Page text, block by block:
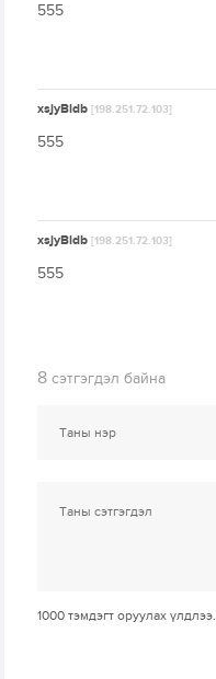
555
xsjyBldb[198.251.72.103]
555
xsjyBldb[198.251.72.103]
555
8 сэтгэгдэл байна
1000 тэмдэгт оруулах үлдлээ.